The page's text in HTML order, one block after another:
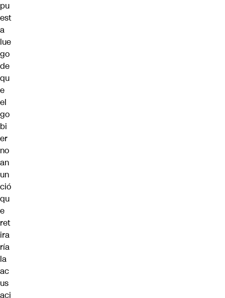
pu
est
a
lue
go
de
qu
e
el
go
bi
er
no
an
un
ció
qu
e
ret
ira
ría
la
ac
us
aci